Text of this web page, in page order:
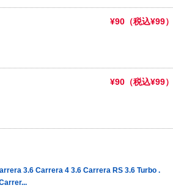
¥90（税込¥99）
¥90（税込¥99）
3.6 Carrera 4 3.6 Carrera RS 3.6 Turbo .